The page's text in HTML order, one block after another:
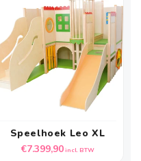
Speelhoek Leo XL
Normale
€7.399,90incl. BTW